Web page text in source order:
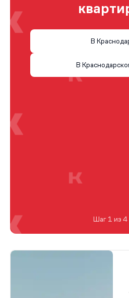
В
В
Шаг 1 из 4